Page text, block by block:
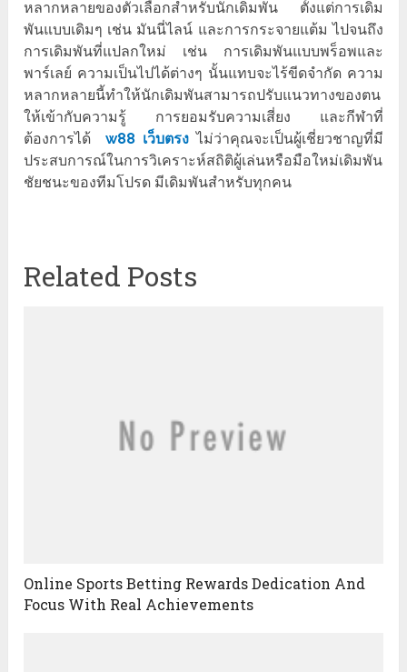
หลากหลายของตัวเลือกสำหรับนักเดิมพัน ตั้งแต่การเดิม
พันแบบเดิมๆ เช่น มันนี่ไลน์ และการกระจายแต้ม ไปจนถึง
การเดิมพันที่แปลกใหม่ เช่น การเดิมพันแบบพร็อพและ
พาร์เลย์ ความเป็นไปได้ต่างๆ นั้นแทบจะไร้ขีดจำกัด ความ
หลากหลายนี้ทำให้นักเดิมพันสามารถปรับแนวทางของตน
ให้เข้ากับความรู้ การยอมรับความเสี่ยง และกีฬาที่
ต้องการได้ w88 เว็บตรงไม่ว่าคุณจะเป็นผู้เชี่ยวชาญที่มี
ประสบการณ์ในการวิเคราะห์สถิติผู้เล่นหรือมือใหม่เดิมพัน
ชัยชนะของทีมโปรด มีเดิมพันสำหรับทุกคน
Related Posts
Online Sports Betting Rewards Dedication And
Focus With Real Achievements